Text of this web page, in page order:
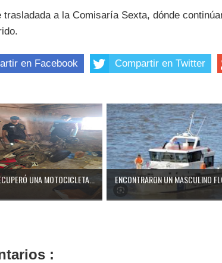
trasladada a la Comisaría Sexta, dónde
en Facebook Compartir en Twitter
UNA MOTOCICLETA... ENCONTRARON UN MASCULINO
: